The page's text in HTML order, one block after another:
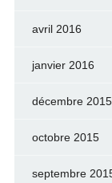
avril 2016
janvier 2016
décembre 2015
octobre 2015
septembre